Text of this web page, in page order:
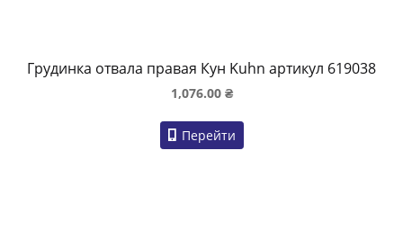
Грудинка отвала правая Кун Kuhn артикул 619038
1,076.00 ₴
Перейти